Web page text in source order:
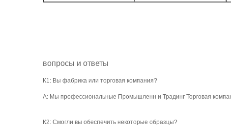
вопросы и ответы
К1: Вы фабрика или торговая компания?
А: Мы профессиональные Промышленн и Традинг Торговая
К2: Смогли вы обеспечить некоторые образцы?